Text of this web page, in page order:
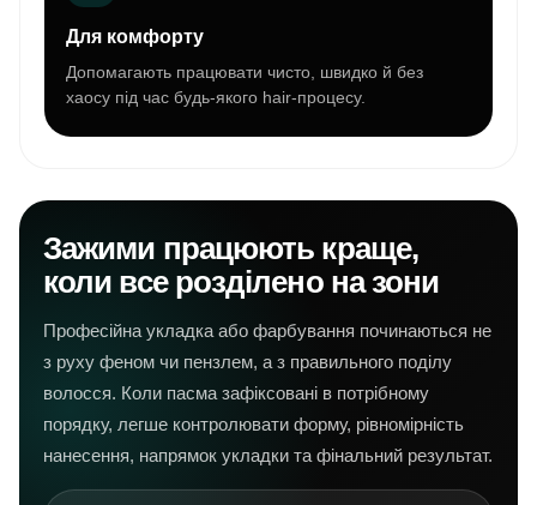
Для комфорту
Допомагають працювати чисто, швидко й без
хаосу під час будь-якого hair-процесу.
Зажими працюють краще,
коли все розділено на зони
Професійна укладка або фарбування починаються не
з руху феном чи пензлем, а з правильного поділу
волосся. Коли пасма зафіксовані в потрібному
порядку, легше контролювати форму, рівномірність
нанесення, напрямок укладки та фінальний результат.